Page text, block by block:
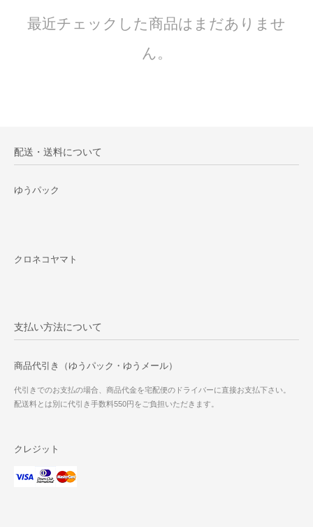
最近チェックした商品はまだありませ
ん。
配送・送料について
ゆうパック
クロネコヤマト
支払い方法について
商品代引き（ゆうパック・ゆうメール）
代引きでのお支払の場合、商品代金を宅配便のドライバーに直接お支払下さい。
配送料とは別に代引き手数料550円をご負担いただきます。
クレジット